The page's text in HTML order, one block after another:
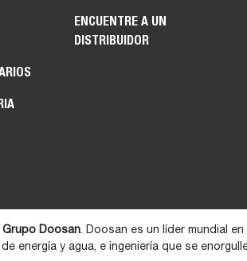
ENCUENTRE A UN
DISTRIBUIDOR
Grupo Doosan. Doosan es un líder mundial
energía y agua, e ingeniería que se